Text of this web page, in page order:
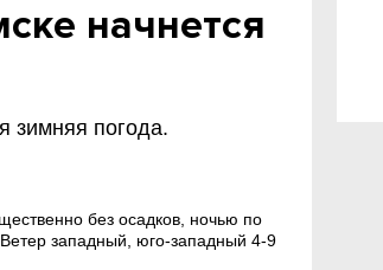
начнется
зимняя погода.
без осадков, ночью по
западный, юго-западный 4-9